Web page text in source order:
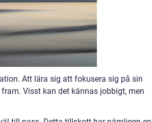
Att lära sig att fokusera sig på sin
Visst kan det kännas jobbigt, men